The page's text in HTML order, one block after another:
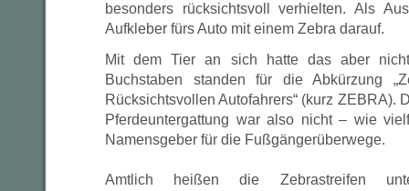
besonders rücksichtsvoll verhielten. Als
Aufkleber fürs Auto mit einem Zebra darauf.
Mit dem Tier an sich hatte das aber
Buchstaben standen für die Abkürzung
Rücksichtsvollen Autofahrers“ (kurz ZEBRA).
Pferdeuntergattung war also nicht – wie
Namensgeber für die Fußgängerüberwege.
Amtlich heißen die Zebrastreifen